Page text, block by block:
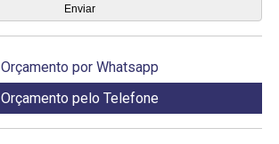
Orçamento por Whatsapp
Orçamento pelo Telefone